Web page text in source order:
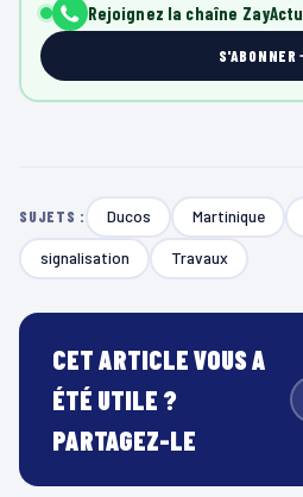
Rejoignez la chaîne ZayActu
S'ABONNER
SUJETS : Ducos Martinique
signalisation Travaux
CET ARTICLE VOUS A
ÉTÉ UTILE ?
PARTAGEZ-LE